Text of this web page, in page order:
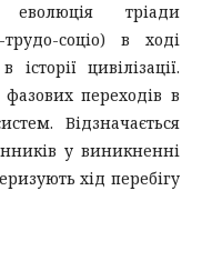
еволюція тріади
соціо) в ході
цивілізації.
фазових переходів в
Відзначається
у виникненні
хід перебігу